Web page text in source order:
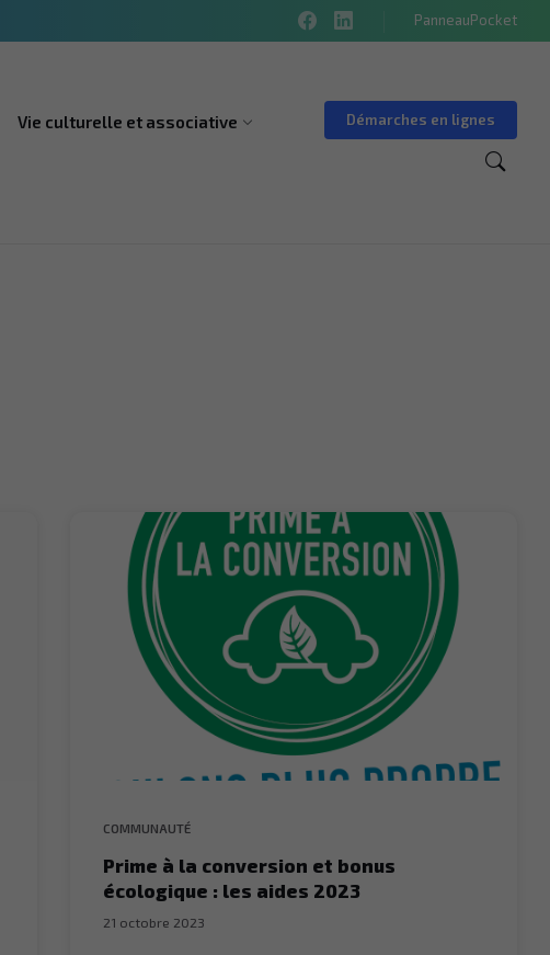
PanneauPocket
Vie culturelle et associative Démarches en lignes
COMMUNAUTÉ
Prime à la conversion et bonus
écologique : les aides 2023
21 octobre 2023